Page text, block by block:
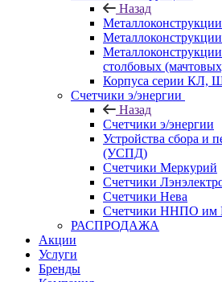
Назад
Металлоконструкции
столбовых
Корпуса серии КЛ,
Счетчики э/энергии
Назад
Счетчики э/энергии
Устройства сбора и
(УСПД)
Счетчики Меркурий
Счетчики
Счетчики Нева
Счетчики ННПО им
РАСПРОДАЖА
Акции
Услуги
Бренды